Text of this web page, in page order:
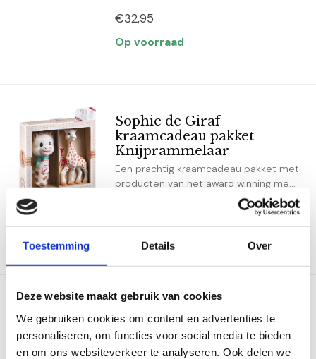
Toestemming Details Over
Deze website maakt gebruik van cookies
We gebruiken cookies om content en advertenties te
personaliseren, om functies voor social media te bieden
en om ons websiteverkeer te analyseren. Ook delen we
€32,95
Op voorraad
Sophie de Giraf
kraamcadeau pakket
Knijprammelaar
Een prachtig kraamcadeau pakket met
producten van het award winning me...
Sophie de Giraf
kraamcadeau pakket
Badcape